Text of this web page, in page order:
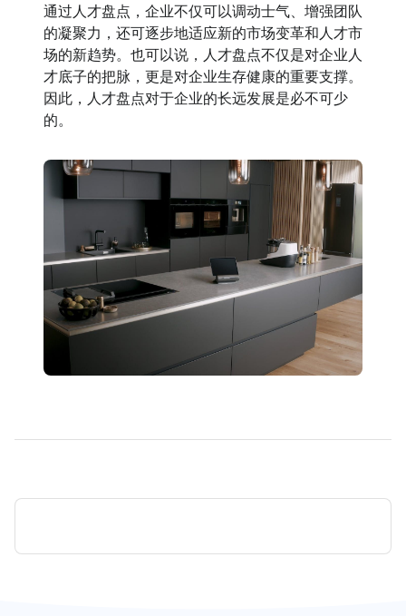
通过人才盘点，企业不仅可以调动士气、增强团队
的凝聚力，还可逐步地适应新的市场变革和人才市
场的新趋势。也可以说，人才盘点不仅是对企业人
才底子的把脉，更是对企业生存健康的重要支撑。
因此，人才盘点对于企业的长远发展是必不可少
的。